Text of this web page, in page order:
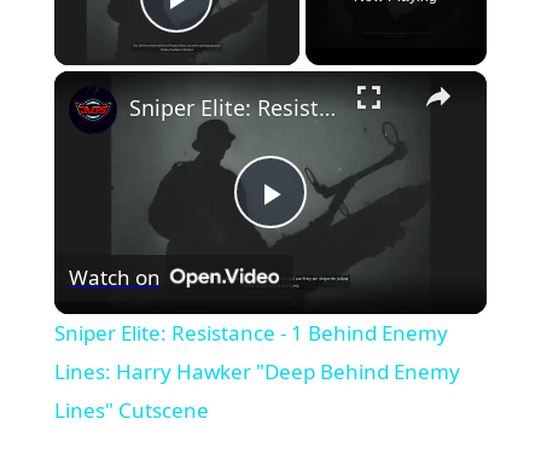
Play Video
×
Play
Video
Sniper Elite: Resistance - 1 Behind Enemy Lines: Harry Hawker "Deep Behind Enemy Lines" Cutscene
Watch on
Sniper Elite: Resistance - 1 Behind Enemy
Lines: Harry Hawker "Deep Behind Enemy
Lines" Cutscene